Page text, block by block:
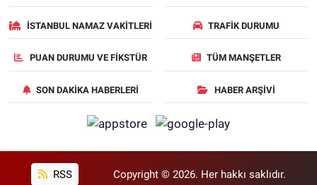
İSTANBUL NAMAZ VAKITLERI TRAFIK DURUMU
PUAN DURUMU VE FIKSTÜR TÜM MANŞETLER
SON DAKIKA HABERLERI HABER ARŞIVI
RSS Copyright © 2026. Her hakkı saklıdır.